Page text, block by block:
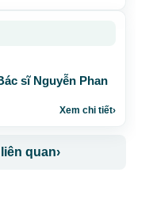
sĩ Nguyễn Phan
Xem chi tiết›
quan›